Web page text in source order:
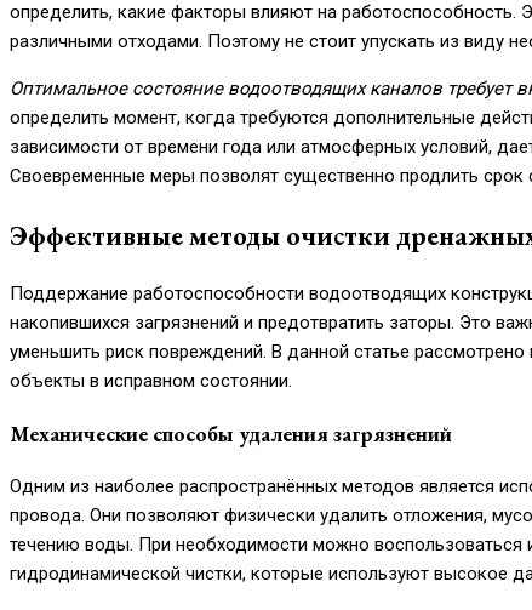
определить, какие факторы влияют на
различными отходами. Поэтому не стоит упускать из виду
Оптимальное состояние водоотводящих каналов требует
определить момент, когда требуются дополнительные
зависимости от времени года или атмосферных условий,
Своевременные меры позволят существенно продлить срок
Эффективные методы очистки
Поддержание работоспособности водоотводящих
накопившихся загрязнений и предотвратить заторы. Это
уменьшить риск повреждений. В данной статье
объекты в исправном состоянии.
Механические способы удаления загрязнений
Одним из наиболее распространённых методов является
провода. Они позволяют физически удалить отложения,
течению воды. При необходимости можно
гидродинамической чистки, которые используют высокое